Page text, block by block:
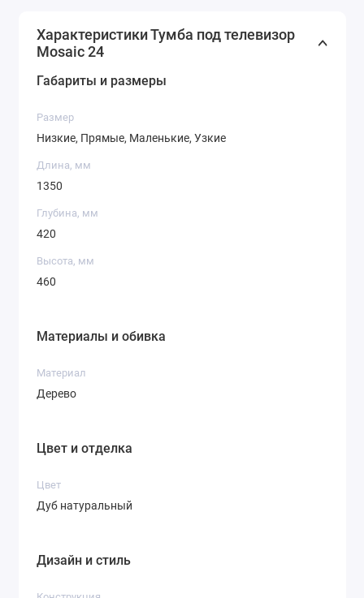
Характеристики Тумба под телевизор
Mosaic 24
Габариты и размеры
Размер
Низкие, Прямые, Маленькие, Узкие
Длина, мм
1350
Глубина, мм
420
Высота, мм
460
Материалы и обивка
Материал
Дерево
Цвет и отделка
Цвет
Дуб натуральный
Дизайн и стиль